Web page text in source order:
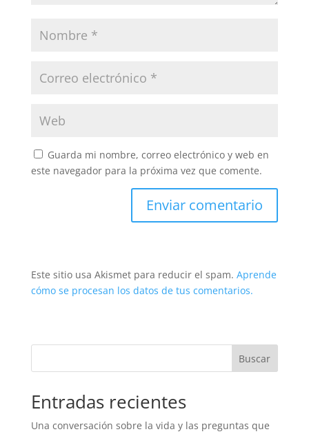
Guarda mi nombre, correo electrónico y web en
este navegador para la próxima vez que comente.
Este sitio usa Akismet para reducir el spam. Aprende
cómo se procesan los datos de tus comentarios.
Buscar
Entradas recientes
Una conversación sobre la vida y las preguntas que